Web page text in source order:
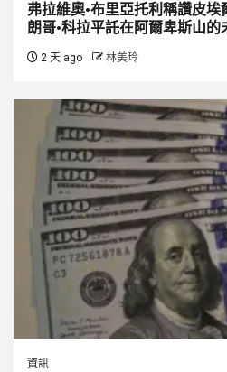
弗拉維奧·布里亞托利稱讚皮
朗哥·科拉平託在阿爾卑斯山的
2 天 ago 林美玲
資訊